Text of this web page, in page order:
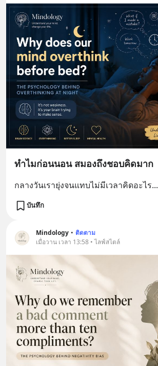
ทำไมก่อนนอน สมองถึงชอบคิดมาก
กลางวันเรายุ่งจนแทบไม่มีเวลาคิดอะไร...
บันทึก
Mindology • ติดตาม
เมื่อวาน เวลา 13:58 • ไลฟ์สไตล์